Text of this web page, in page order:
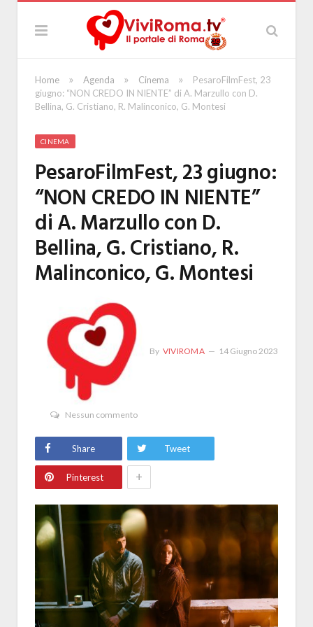
Home » Agenda » Cinema »
PesaroFilmFest, 23
giugno: “NON CREDO IN NIENTE” di A. Marzullo con D.
Bellina, G. Cristiano, R. Malinconico, G. Montesi
CINEMA
PesaroFilmFest, 23 giugno:
“NON CREDO IN NIENTE”
di A. Marzullo con D.
Bellina, G. Cristiano, R.
Malinconico, G. Montesi
By VIVIROMA 14 Giugno 2023
Nessun commento
Share Tweet
Pinterest +